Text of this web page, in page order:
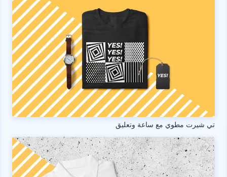
تي شيرت مطوي مع ساعة وتعليق